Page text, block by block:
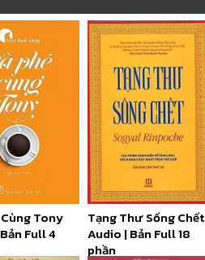
Tony
Full 4
Tạng Thư Sống Chết
Audio | Bản Full 18
phần